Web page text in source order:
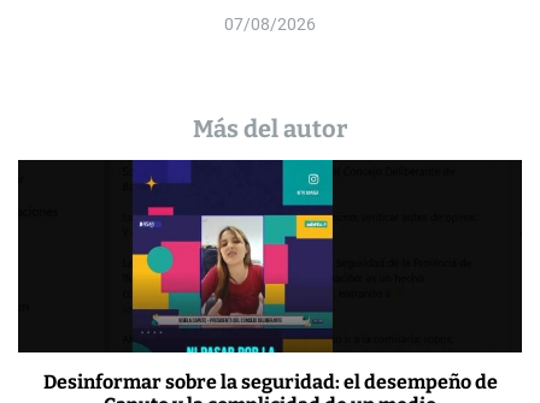
07/08/2026
Más del autor
Desinformar sobre la seguridad: el desempeño de